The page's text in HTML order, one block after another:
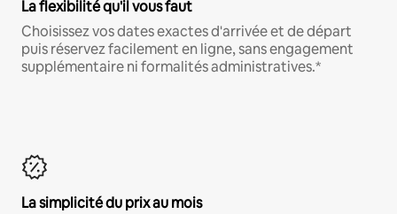
La flexibilité qu'il vous faut
Choisissez vos dates exactes d'arrivée et de départ
puis réservez facilement en ligne, sans engagement
supplémentaire ni formalités administratives.*
La simplicité du prix au mois